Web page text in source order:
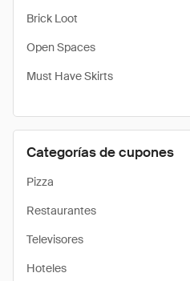
Brick Loot
Open Spaces
Must Have Skirts
Categorías de cupones
Pizza
Restaurantes
Televisores
Hoteles